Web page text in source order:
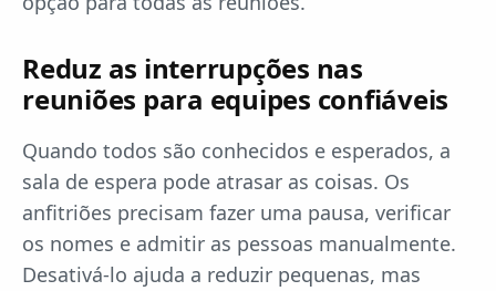
Reduz as interrupções nas
reuniões para equipes confiáveis
Quando todos são conhecidos e esperados, a
sala de espera pode atrasar as coisas. Os
anfitriões precisam fazer uma pausa, verificar
os nomes e admitir as pessoas manualmente.
Desativá-lo ajuda a reduzir pequenas, mas